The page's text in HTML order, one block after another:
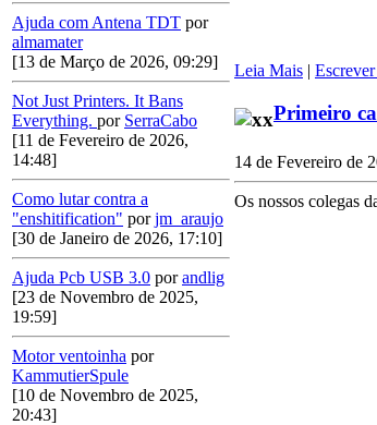
Ajuda com Antena TDT por
almamater
[13 de Março de 2026, 09:29]
Not Just Printers. It Bans
Everything. por SerraCabo
[11 de Fevereiro de 2026,
14:48]
Como lutar contra a
"enshitification" porjm_araujo
[30 de Janeiro de 2026, 17:10]
Ajuda Pcb USB 3.0 porandlig
[23 de Novembro de 2025,
19:59]
Motor ventoinha por
KammutierSpule
[10 de Novembro de 2025,
20:43]
Leia Mais |
Primeiro
14 de Fevereiro de
Os nossos colegas